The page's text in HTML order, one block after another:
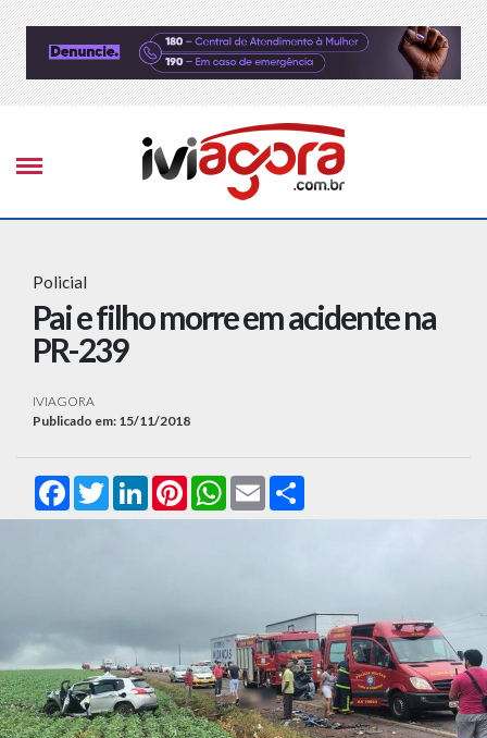
Policial
Pai e filho morre em acidente na
PR-239
IVIAGORA
Publicado em: 15/11/2018
FacebookTwitterLinkedInPinterestWhatsApp
Email